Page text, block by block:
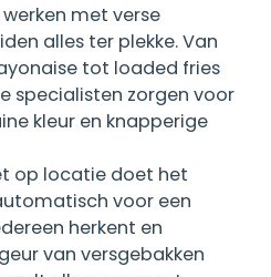
met verse
alles ter plekke. Van
tot loaded fries
specialisten zorgen voor
kleur en knapperige
op locatie doet het
voor een
herkent en
van versgebakken